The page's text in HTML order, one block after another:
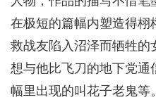
在极短的篇幅内塑造得栩
救战友陷入沼泽而牺牲的
想与他比飞刀的地下党通
幅里出现的叫花子老鬼等。